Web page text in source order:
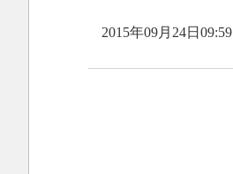
2015年09月24日09:59